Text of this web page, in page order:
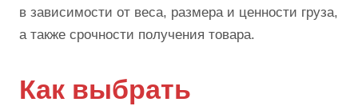
в зависимости от веса, размера и ценности груза,
а также срочности получения товара.
Как выбрать